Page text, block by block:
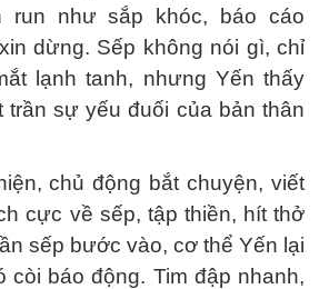
run như sắp khóc, báo cáo
dừng. Sếp không nói gì, chỉ
lạnh tanh, nhưng Yến thấy
sự yếu đuối của bản thân
chủ động bắt chuyện, viết
cực về sếp, tập thiền, hít thở
sếp bước vào, cơ thể Yến lại
còi báo động. Tim đập nhanh,